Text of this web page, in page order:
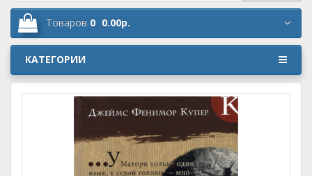
Товаров 0 0.00р.
КАТЕГОРИИ